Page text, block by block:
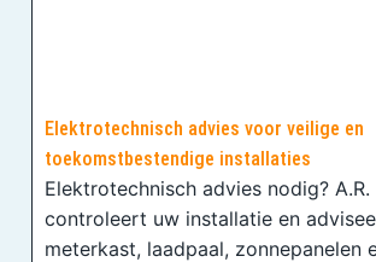
Elektrotechnisch advies voor veilige en
toekomstbestendige installaties
Elektrotechnisch advies nodig?
controleert uw installatie en
meterkast, laadpaal, zonnepanelen